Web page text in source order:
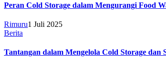
Peran Cold Storage dalam Mengurangi Food
Rimuru1 Juli 2025
Berita
Tantangan dalam Mengelola Cold Storage dan